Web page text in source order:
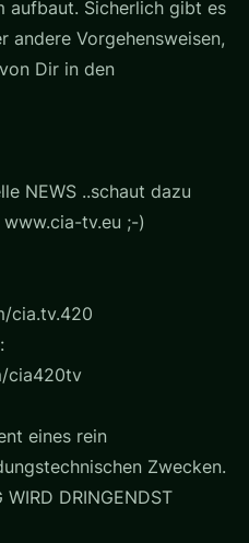
aufbaut. Sicherlich gibt es
andere Vorgehensweisen,
Dir in den
NEWS ..schaut dazu
www.cia-tv.eu ;-)
cia.tv.420
cia420tv
eines rein
Zwecken.
DRINGENDST